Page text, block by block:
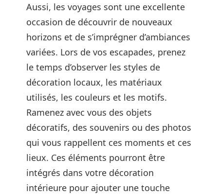
Aussi, les voyages sont une excellente
occasion de découvrir de nouveaux
horizons et de s’imprégner d’ambiances
variées. Lors de vos escapades, prenez
le temps d’observer les styles de
décoration locaux, les matériaux
utilisés, les couleurs et les motifs.
Ramenez avec vous des objets
décoratifs, des souvenirs ou des photos
qui vous rappellent ces moments et ces
lieux. Ces éléments pourront être
intégrés dans votre décoration
intérieure pour ajouter une touche